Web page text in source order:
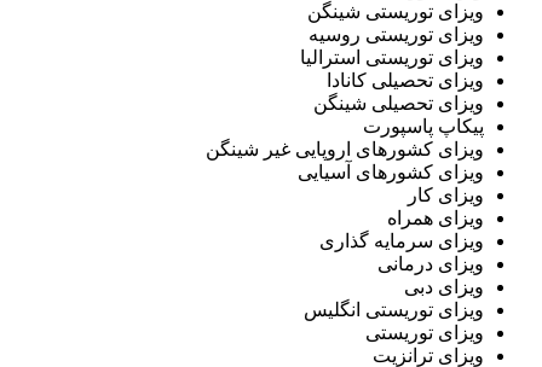
توریستی شینگن
توریستی روسیه
توریستی استرالیا
تحصیلی کانادا
تحصیلی شینگن
پاسپورت
کشورهای اروپایی غیر شینگن
کشورهای آسیایی
کار
همراه
سرمایه گذاری
درمانی
دبی
توریستی انگلیس
توریستی
ترانزیت